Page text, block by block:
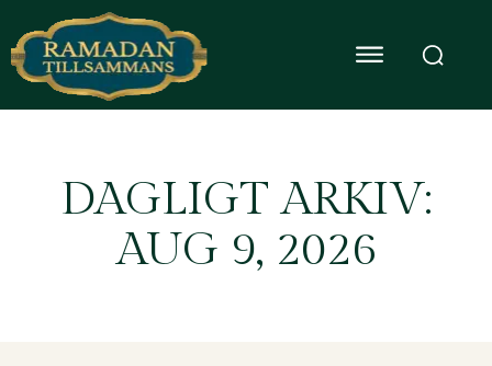
DAGLIGT ARKIV:
AUG 9, 2026